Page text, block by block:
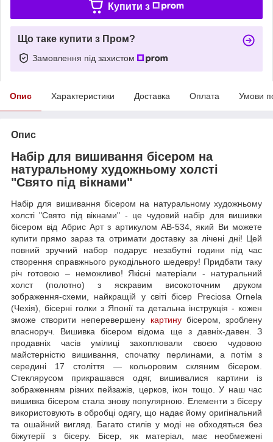
Купити з
Що таке купити з Пром?
Замовлення під захистом
Опис Характеристики Доставка Оплата Умови
Опис
Набір для вишивання бісером на
натуральному художньому холсті
"Свято під вікнами"
Набір для вишивання бісером на натуральному художньому
холсті "Свято під вікнами" - це чудовий набір для вишивки
бісером від Абрис Арт з артикулом AB-534, який Ви можете
купити прямо зараз та отримати доставку за лічені дні! Цей
повний зручний набор подарує незабутні години під час
створення справжнього рукодільного шедевру! Придбати таку
річ готовою – неможливо! Якісні матеріали - натуральний
холст (полотно) з яскравим високоточним друком
зображення-схеми, найкращій у світі бісер Preciosa Ornela
(Чехія), бісерні голки з Японії та детальна інструкція - кожен
зможе створити неперевершену картинубісером, зроблену
власноруч. Вишивка бісером відома ще з давніх-давен. З
продавніх часів умілиці захоплювали своєю чудовою
майстерністю вишивання, спочатку перлинами, а потім з
середині 17 століття — кольоровим скляним бісером.
Стеклярусом прикрашався одяг, вишивалися картини із
зображенням різних пейзажів, церков, ікон тощо. У наш час
вишивка бісером стала знову популярною. Елементи з бісеру
використовують в обробці одягу, що надає йому оригінальний
та ошайний вигляд. Багато стилів у моді не обходяться без
біжутерії з бісеру. Бісер, як матеріал, має необмежені